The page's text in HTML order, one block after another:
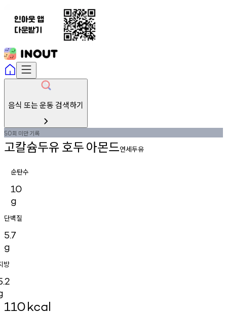
음식 또는 운동 검색하기
50회 미만기록
고칼슘두유호두아몬드연세두유
순탄수
10
g
단백질
5.7
g
방
110kcal